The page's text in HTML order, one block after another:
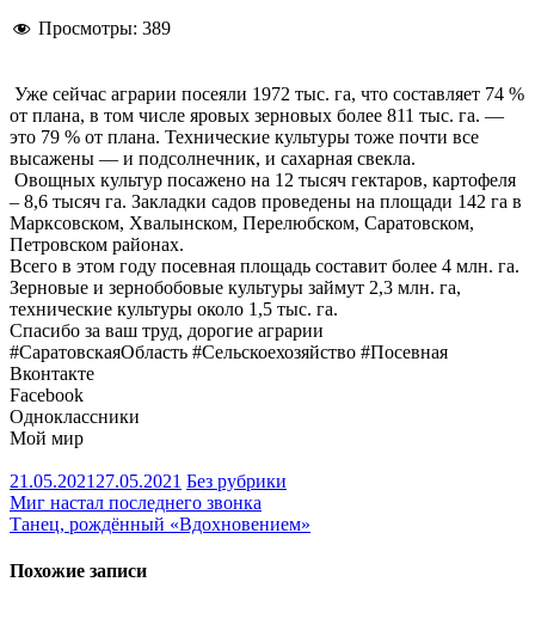
Просмотры: 389
Уже сейчас аграрии посеяли 1972 тыс. га, что составляет 74 %
от плана, в том числе яровых зерновых более 811 тыс. га. —
это 79 % от плана. Технические культуры тоже почти все
высажены — и подсолнечник, и сахарная свекла.
Овощных культур посажено на 12 тысяч гектаров, картофеля
– 8,6 тысяч га. Закладки садов проведены на площади 142 га в
Марксовском, Хвалынском, Перелюбском, Саратовском,
Петровском районах.
Всего в этом году посевная площадь составит более 4 млн. га.
Зерновые и зернобобовые культуры займут 2,3 млн. га,
технические культуры около 1,5 тыс. га.
Спасибо за ваш труд, дорогие аграрии
#СаратовскаяОбласть #Сельскоехозяйство #Посевная
Вконтакте
Facebook
Одноклассники
Мой мир
21.05.2021 27.05.2021 Без рубрики
Навигация
по
записям
Миг настал последнего звонка
Танец, рождённый «Вдохновением»
Похожие записи